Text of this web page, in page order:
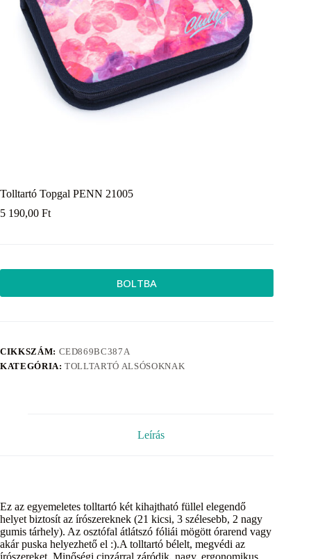
Tolltartó Topgal PENN 21005
5 190,00 Ft
BOLTBA
CIKKSZÁM: CED869BC387A
KATEGÓRIA:TOLLTARTÓ ALSÓSOKNAK
Leírás
Ez az egyemeletes tolltartó két kihajtható füllel elegendő
helyet biztosít az írószereknek (21 kicsi, 3 szélesebb, 2 nagy
gumis tárhely). Az osztófal átlátszó fóliái mögött órarend vagy
akár puska helyezhető el :).A tolltartó bélelt, megvédi az